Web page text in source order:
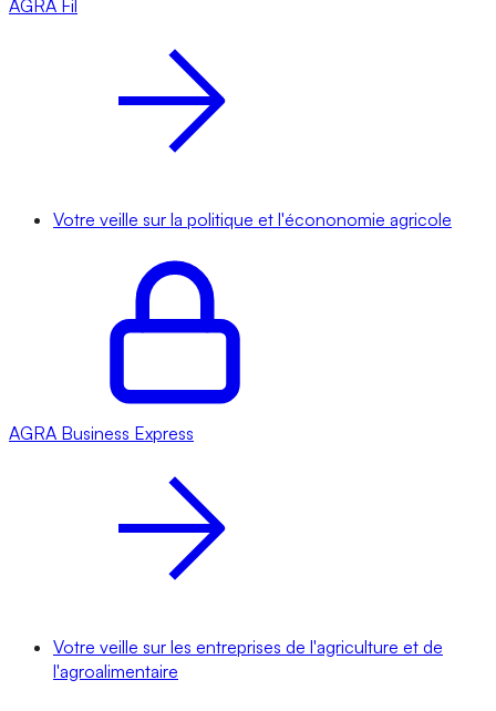
AGRA Fil
Votre veille sur la politique et l'écononomie agricole
AGRA Business Express
Votre veille sur les entreprises de l'agriculture et de
l'agroalimentaire